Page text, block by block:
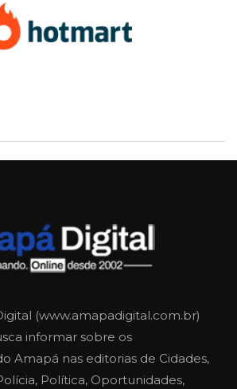
(www.amapadigital.com.br)
informar sobre os
Amapá nas editorias de Cidades,
Política, Oportunidades,